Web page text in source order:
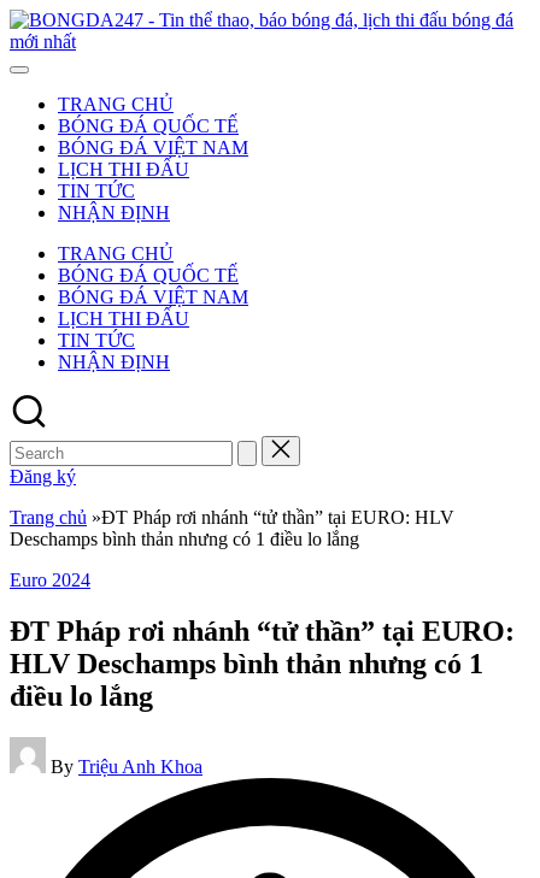
Skip
to
content
TRANG CHỦ
BÓNG ĐÁ QUỐC TẾ
BÓNG ĐÁ VIỆT NAM
LỊCH THI ĐẤU
TIN TỨC
NHẬN ĐỊNH
TRANG CHỦ
BÓNG ĐÁ QUỐC TẾ
BÓNG ĐÁ VIỆT NAM
LỊCH THI ĐẤU
TIN TỨC
NHẬN ĐỊNH
Search
for:
Đăng ký
Trang chủ »ĐT Pháp rơi nhánh “tử thần” tại EURO: HLV
Deschamps bình thản nhưng có 1 điều lo lắng
Posted
Euro 2024
ĐT Pháp rơi nhánh “tử thần” tại EURO:
HLV Deschamps bình thản nhưng có 1
điều lo lắng
Posted
by
By Triệu Anh Khoa